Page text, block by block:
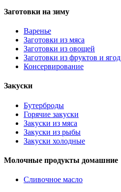
Заготовки на зиму
Варенье
Заготовки из мяса
Заготовки из овощей
Заготовки из фруктов и ягод
Консервирование
Закуски
Бутерброды
Горячие закуски
Закуски из мяса
Закуски из рыбы
Закуски холодные
Молочные продукты домашние
Сливочное масло